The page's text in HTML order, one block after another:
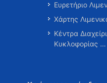
Ευρετήριο
Χάρτης
Κέντρα
Κυκλοφορίας …